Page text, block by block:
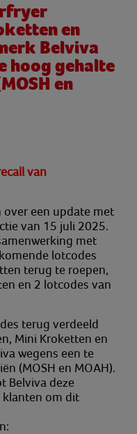
en
Belviva
hoog gehalte
en
van
een update met
van 15 juli 2025.
met
lotcodes
terug te roepen,
en 2 lotcodes van
terug verdeeld
Mini Kroketten en
wegens een te
(MOSH en MOAH).
Belviva deze
om dit